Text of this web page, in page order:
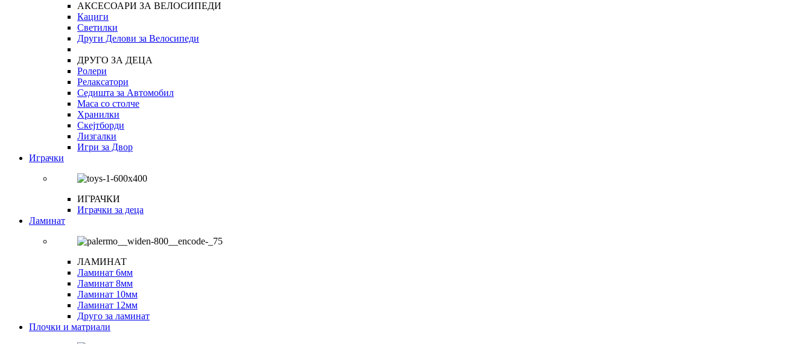
АКСЕСОАРИ ЗА ВЕЛОСИПЕДИ
Кациги
Светилки
Други Делови за Велосипеди
ДРУГО ЗА ДЕЦА
Ролери
Релаксатори
Седишта за Автомобил
Маса со столче
Хранилки
Скејтборди
Лизгалки
Игри за Двор
Играчки
ИГРАЧКИ
Играчки за деца
Ламинат
ЛАМИНАТ
Ламинат 6мм
Ламинат 8мм
Ламинат 10мм
Ламинат 12мм
Друго за ламинат
Плочки и матриали